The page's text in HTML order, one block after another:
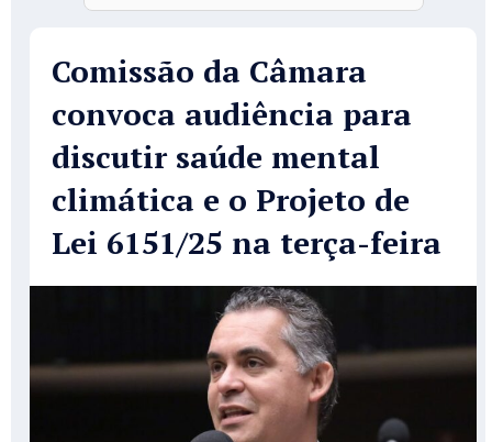
Comissão da Câmara
convoca audiência para
discutir saúde mental
climática e o Projeto de
Lei 6151/25 na terça-feira